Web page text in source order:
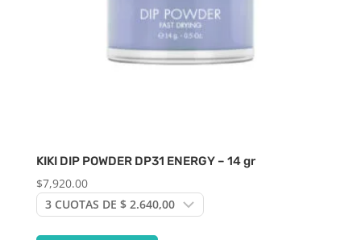
KIKI DIP POWDER DP31 ENERGY – 14 gr
$7,920.00